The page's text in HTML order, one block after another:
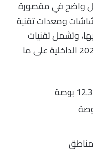
واضح في مقصورة
بشاشات ومعدات تقنية
وتشمل تقنيات
التكنولوجيا في مقصورة كرنفال 2024 الداخلية على ما